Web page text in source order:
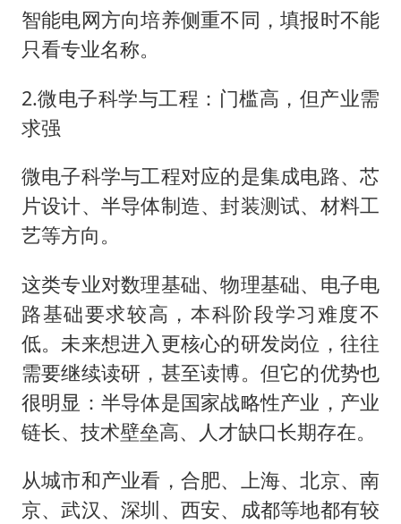
智能电网方向培养侧重不同，填报时不能
只看专业名称。
2.微电子科学与工程：门槛高，但产业需
求强
微电子科学与工程对应的是集成电路、芯
片设计、半导体制造、封装测试、材料工
艺等方向。
这类专业对数理基础、物理基础、电子电
路基础要求较高，本科阶段学习难度不
低。未来想进入更核心的研发岗位，往往
需要继续读研，甚至读博。但它的优势也
很明显：半导体是国家战略性产业，产业
链长、技术壁垒高、人才缺口长期存在。
从城市和产业看，合肥、上海、北京、南
京、武汉、深圳、西安、成都等地都有较